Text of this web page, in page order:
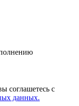
соглашетесь с
данных.